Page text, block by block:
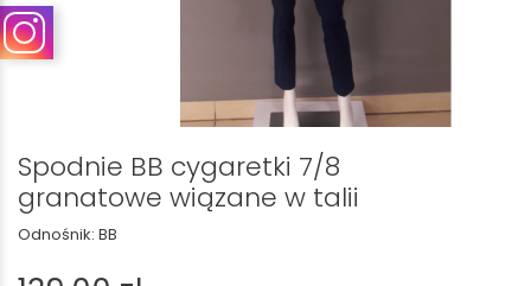
Spodnie BB cygaretki 7/8
granatowe wiązane w talii
Odnośnik: BB